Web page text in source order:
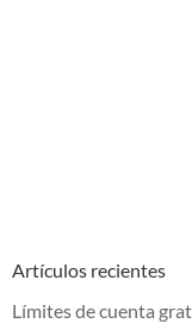
Artículos recientes
Límites de cuenta